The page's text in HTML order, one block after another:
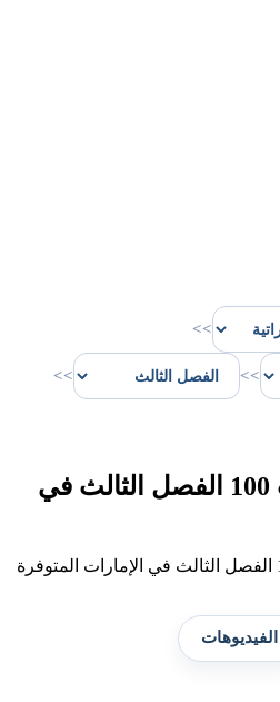
>>
>>
>>
ملفات arab بحسب 100 الفصل الثالث في
عرض ملفات arab بحسب 100 الفصل الثالث في الإمارات المتوفرة
الفيديوهات